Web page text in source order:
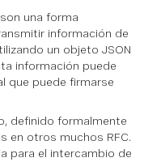
una forma
información de
un objeto JSON
información puede
que puede firmarse
definido formalmente
en otros muchos RFC.
para el intercambio de